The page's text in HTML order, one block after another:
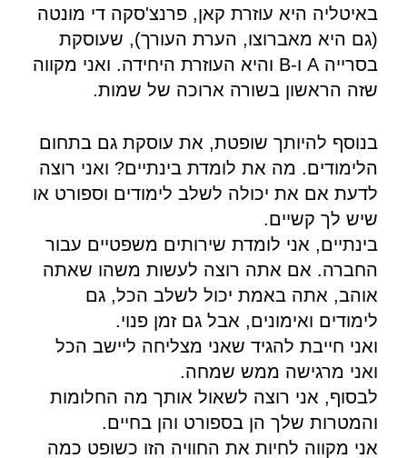
באיטליה היא עוזרת קאן, פרנצ'סקה די מונטה
(גם היא מאברוצו, הערת העורך), שעוסקת
בסרייה A ו-B והיא העוזרת היחידה. ואני מקווה
שזה הראשון בשורה ארוכה של שמות.
בנוסף להיותך שופטת, את עוסקת גם בתחום
הלימודים. מה את לומדת בינתיים? ואני רוצה
לדעת אם את יכולה לשלב לימודים וספורט או
שיש לך קשיים.
בינתיים, אני לומדת שירותים משפטיים עבור
החברה. אם אתה רוצה לעשות משהו שאתה
אוהב, אתה באמת יכול לשלב הכל, גם
לימודים ואימונים, אבל גם זמן פנוי.
ואני חייבת להגיד שאני מצליחה ליישב הכל
ואני מרגישה ממש שמחה.
לבסוף, אני רוצה לשאול אותך מה החלומות
והמטרות שלך הן בספורט והן בחיים.
אני מקווה לחיות את החוויה הזו כשופט כמה